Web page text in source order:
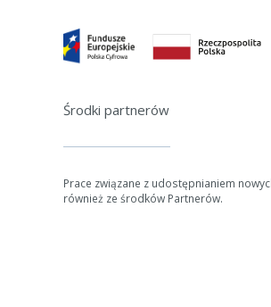
Środki partnerów
Prace związane z udostępnianiem
również ze środków Partnerów.